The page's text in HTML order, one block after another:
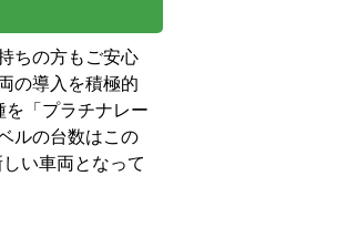
ちの方もご安心
の導入を積極的
「プラチナレー
ルの台数はこの
い車両となって